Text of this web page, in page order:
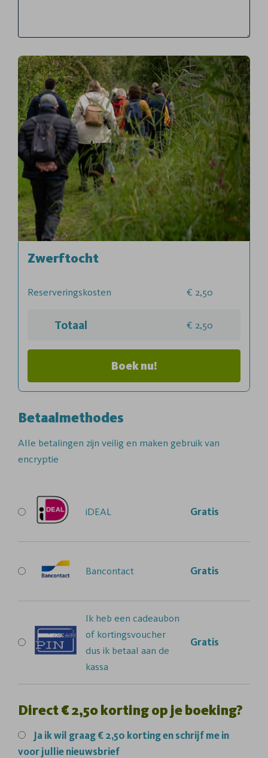
Zwerftocht
Reserveringskosten 2,50
Totaal 2,50
Boek nu!
Betaalmethodes
Alle betalingen zijn veilig en maken gebruik van
encryptie
iDEAL Gratis
Bancontact Gratis
Ik heb een cadeaubon
of kortingsvoucher
dus ik betaal aan de
kassa
Gratis
Direct € 2,50 korting op je boeking?
Ja ik wil graag € 2,50 korting en schrijf me in
voor jullie nieuwsbrief